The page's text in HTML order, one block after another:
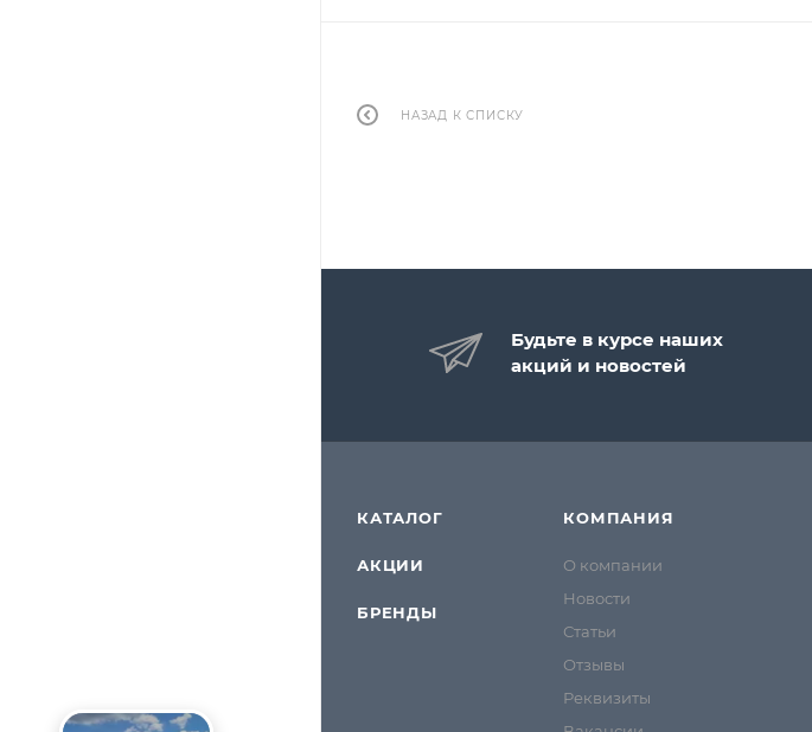
НАЗАД К СПИСКУ
Будьте в курсе наших
акций и новостей
КАТАЛОГ
АКЦИИ
БРЕНДЫ
КОМПАНИЯ
О компании
Новости
Статьи
Отзывы
Реквизиты